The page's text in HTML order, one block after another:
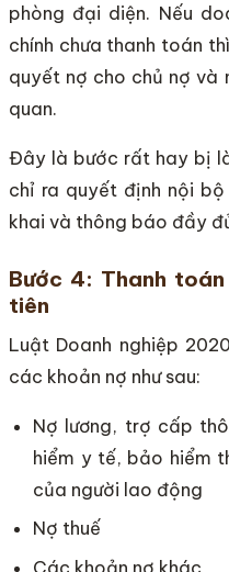
phòng đại diện. Nếu
chính chưa thanh toán
quyết nợ cho chủ nợ và
quan.
Đây là bước rất hay bị
chỉ ra quyết định nội
khai và thông báo đầy
Bước 4: Thanh
tiên
Luật Doanh nghiệp
các khoản nợ như sau:
Nợ lương, trợ cấp
hiểm y tế, bảo hiểm
của người lao động
Nợ thuế
Các khoản nợ khác